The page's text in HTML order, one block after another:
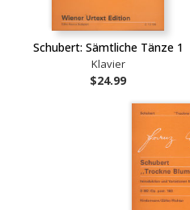
Schubert: Sämtliche Tänze 1
Klavier
$24.99